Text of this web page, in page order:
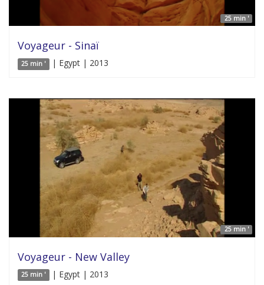
25 min '
Voyageur - Sinaï
25 min ' | Egypt | 2013
25 min '
Voyageur - New Valley
25 min ' | Egypt | 2013